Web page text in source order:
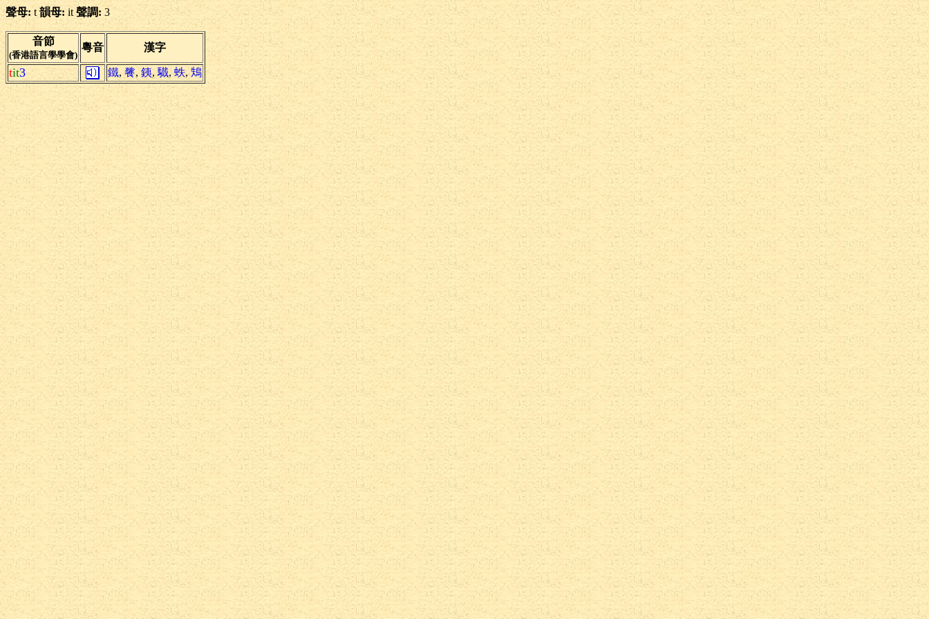
聲母: t 韻母: it 聲調: 3
音節
(香港語言學學會)
粵音 漢字
tit3 鐵, 餮, 銕,驖,蛈,鴩